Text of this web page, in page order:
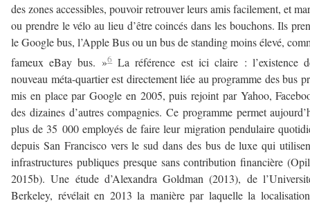
des zones accessibles, pouvoir retrouver leurs amis facilement, et
ou prendre le vélo au lieu d’être coincés dans les bouchons. Ils
le Google bus, l’Apple Bus ou un bus de standing moins élevé,
fameux eBay bus. »6La référence est ici claire : l’existence
nouveau méta-quartier est directement liée au programme des bus
mis en place par Google en 2005, puis rejoint par Yahoo,
des dizaines d’autres compagnies. Ce programme permet
plus de 35 000 employés de faire leur migration pendulaire
depuis San Francisco vers le sud dans des bus de luxe qui
infrastructures publiques presque sans contribution financière
2015b). Une étude d’Alexandra Goldman (2013), de
Berkeley, révélait en 2013 la manière par laquelle la